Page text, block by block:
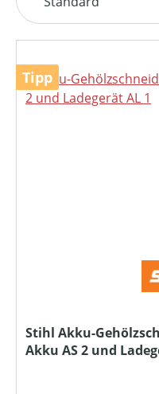
Tipp
Stihl Akku-
Akku AS 2 und